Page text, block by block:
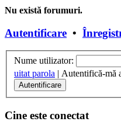
Nu există forumuri.
Autentificare •
Nume utilizator:
uitat parola | Autentifică-mă
Cine este conectat